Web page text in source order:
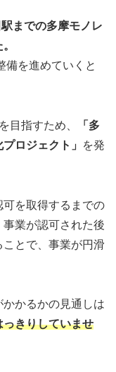
までの多摩モノレ
備を進めていくと
目指すため、
「多
ロジェクト」
を発
を取得するまでの
業が認可された後
とで、事業が円滑
かるかの見通しは
きりしていませ